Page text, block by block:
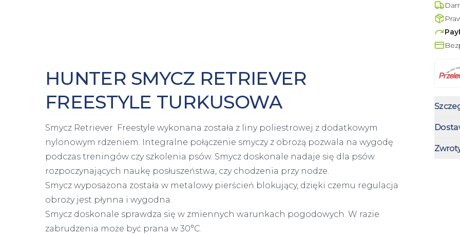
HUNTER SMYCZ RETRIEVER
FREESTYLE TURKUSOWA
Smycz Retriever Freestyle wykonana została z liny poliestrowej z dodatkowym
nylonowym rdzeniem. Integralne połączenie smyczy z obrożą pozwala na wygodę
podczas treningów czy szkolenia psów. Smycz doskonale nadaje się dla psów
rozpoczynających naukę posłuszeństwa, czy chodzenia przy nodze.
Smycz wyposażona została w metalowy pierścień blokujący, dzięki czemu regulacja
obroży jest płynna i wygodna.
Smycz doskonale sprawdza się w zmiennych warunkach pogodowych. W razie
zabrudzenia może być prana w 30°C.